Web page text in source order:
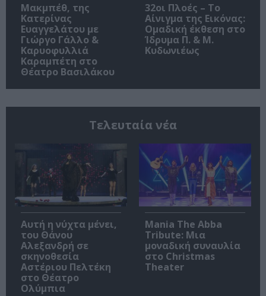
Μακμπέθ, της
Κατερίνας
Ευαγγελάτου με
Γιώργο Γάλλο &
Καρυοφυλλιά
Καραμπέτη στο
Θέατρο Βασιλάκου
32οι Πλοές – Το
Αίνιγμα της Εικόνας:
Ομαδική έκθεση στο
Ίδρυμα Π. & Μ.
Κυδωνιέως
Τελευταία νέα
Αυτή η νύχτα μένει,
του Θάνου
Αλεξανδρή σε
σκηνοθεσία
Αστέριου Πελτέκη
στο Θέατρο
Ολύμπια
Mania The Abba
Tribute: Μια
μοναδική συναυλία
στο Christmas
Theater